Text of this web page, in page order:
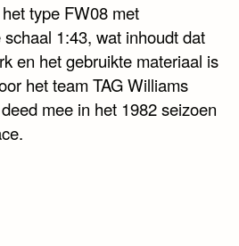
type FW08 met
1:43, wat inhoudt dat
en het gebruikte materiaal is
het team TAG Williams
mee in het 1982 seizoen